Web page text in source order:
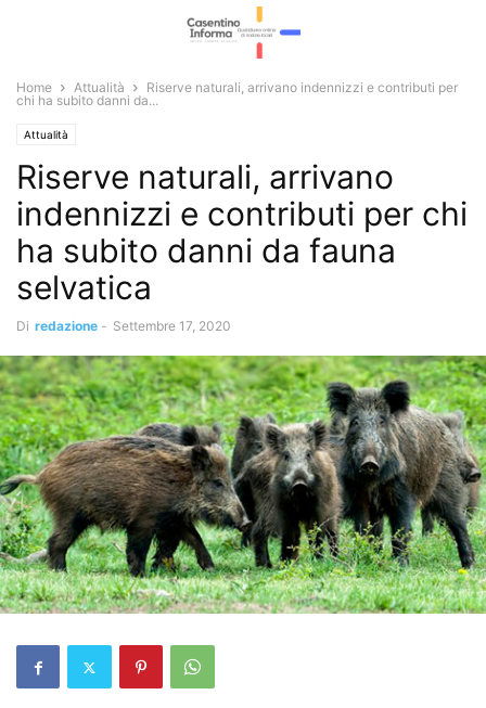
Home Attualità
Riserve naturali, arrivano indennizzi e contributi per
chi ha subito danni da...
Attualità
Riserve naturali, arrivano
indennizzi e contributi per chi
ha subito danni da fauna
selvatica
Di redazione - Settembre 17, 2020